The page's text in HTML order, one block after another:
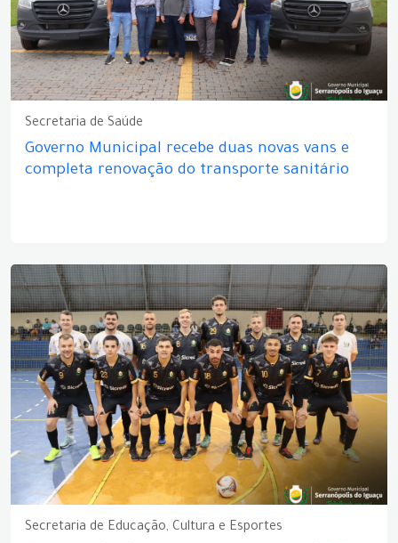
Secretaria de Saúde
Governo Municipal recebe duas novas vans e
completa renovação do transporte sanitário
Secretaria de Educação, Cultura e Esportes